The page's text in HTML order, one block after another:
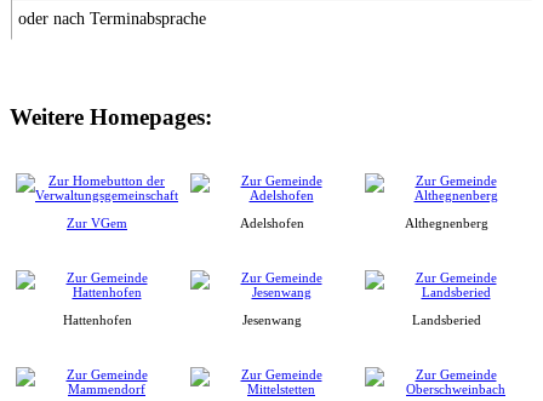
oder nach Terminabsprache
Weitere Homepages:
Zur VGem Adelshofen Althegnenberg
Hattenhofen Jesenwang Landsberied